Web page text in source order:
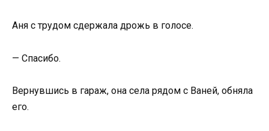
Аня с трудом сдержала дрожь в голосе.
— Спасибо.
Вернувшись в гараж, она села рядом с Ваней, обняла
его.